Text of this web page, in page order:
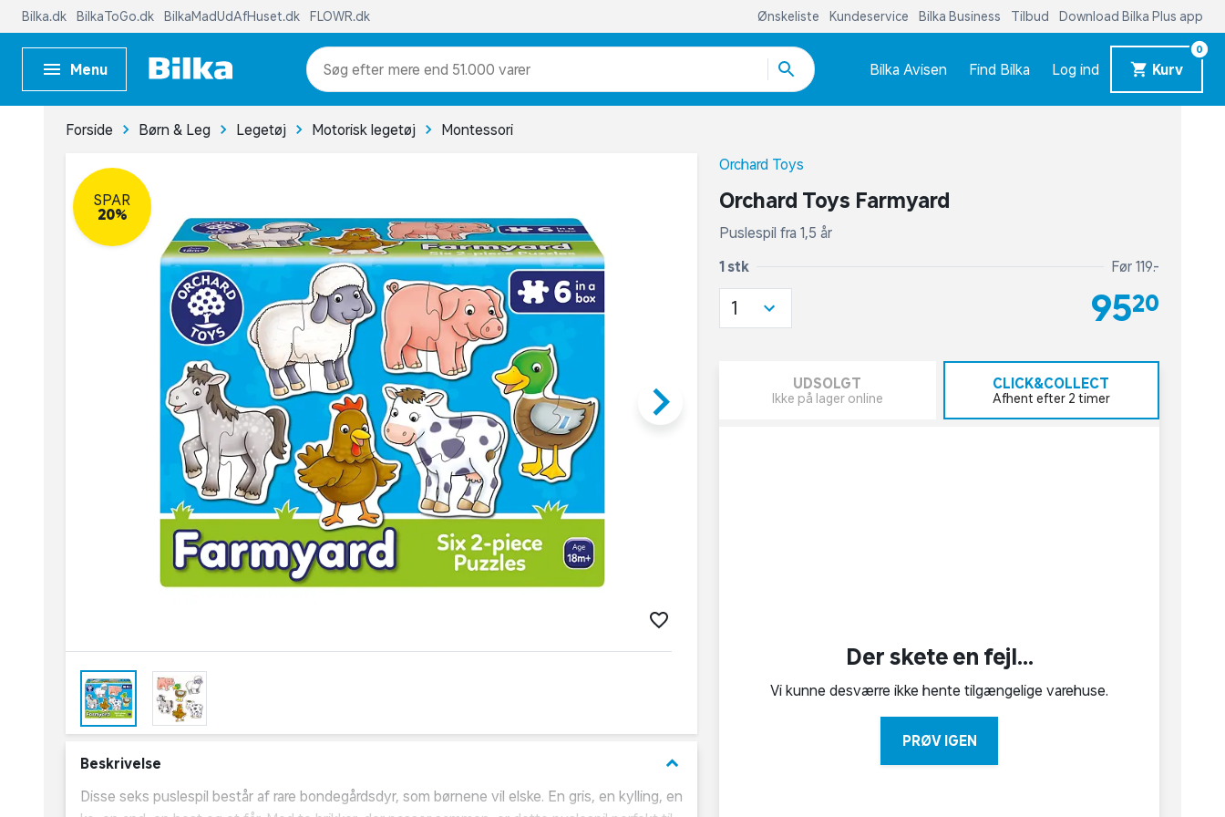
Bilka.dk BilkaToGo.dk BilkaMadUdAfHuset.dk FLOWR.dk Ønskeliste Kundeservice Bilka Business Tilbud Download Bilka Plus app
Menu mere end 51.000 varer Bilka Avisen Find Bilka Log ind Kurv
0
Forside Børn & Leg Legetøj Motorisk legetøj Montessori
SPAR
20%
keyboard_arrow_right
Beskrivelse keyboard_arrow_down
Disse seks puslespil består af rare bondegårdsdyr, som børnene vil elske. En gris, en kylling, en
Orchard Toys
Orchard Toys Farmyard
Puslespil fra 1,5 år
1 stk Før 119,-
95,20
1
UDSOLGT
Ikke på lager online
CLICK&COLLECT
Afhent efter 2 timer
Der skete en fejl...
Vi kunne desværre ikke hente tilgængelige varehuse.
PRØV IGEN